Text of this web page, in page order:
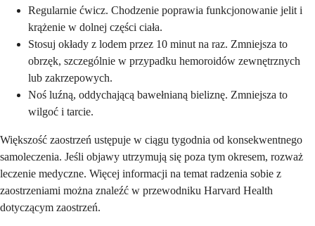
Regularnie ćwicz. Chodzenie poprawia funkcjonowanie jelit i
krążenie w dolnej części ciała.
Stosuj okłady z lodem przez 10 minut na raz. Zmniejsza to
obrzęk, szczególnie w przypadku hemoroidów zewnętrznych
lub zakrzepowych.
Noś luźną, oddychającą bawełnianą bieliznę. Zmniejsza to
wilgoć i tarcie.
Większość zaostrzeń ustępuje w ciągu tygodnia od konsekwentnego
samoleczenia. Jeśli objawy utrzymują się poza tym okresem, rozważ
leczenie medyczne. Więcej informacji na temat radzenia sobie z
zaostrzeniami można znaleźć w przewodniku Harvard Health
dotyczącym zaostrzeń.